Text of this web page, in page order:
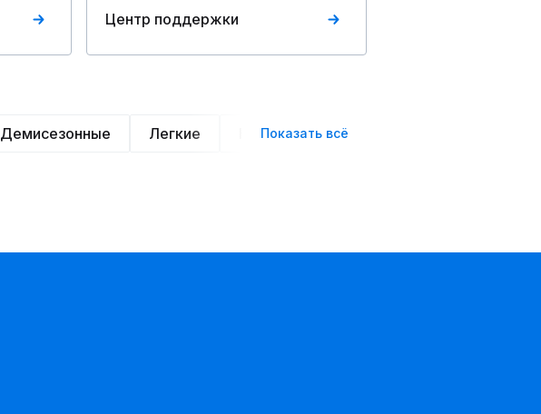
Центр поддержки
Демисезонные Легкие Нарядные
Показать всё